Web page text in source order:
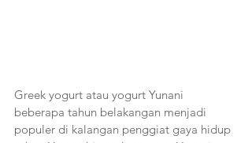
Greek yogurt atau yogurt Yunani
beberapa tahun belakangan menjadi
populer di kalangan penggiat gaya hidup